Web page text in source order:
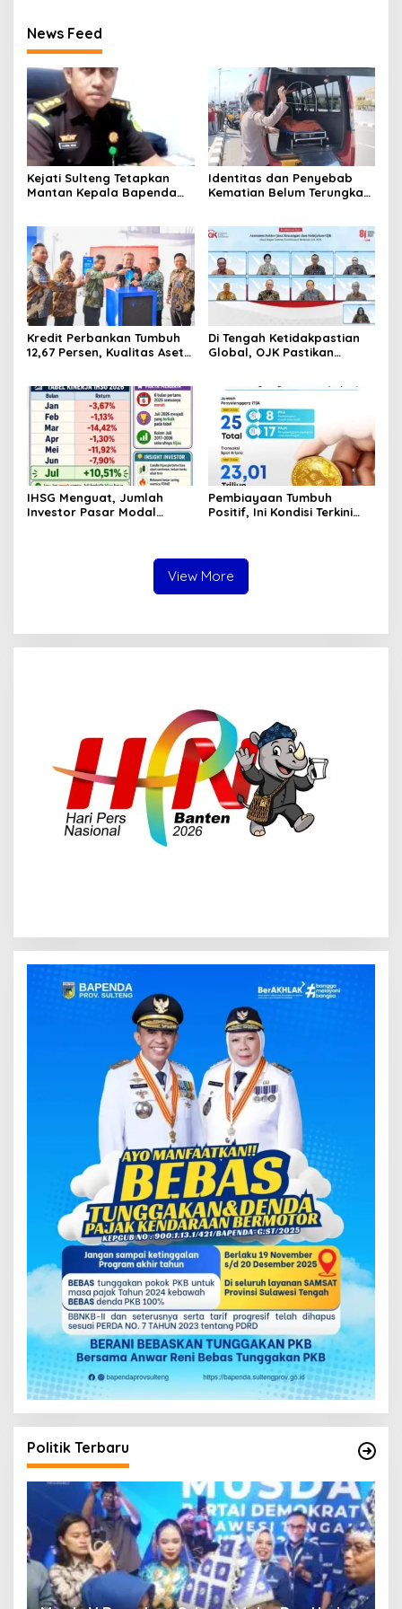
News Feed
Kejati Sulteng Tetapkan
Mantan Kepala Bapenda
Pertambangan
Identitas dan Penyebab
Kematian Belum Terungkap,
Pantai Lere Palu, Kondisi
Tubuh Sudah Terurai
Dicabik Buaya
Kredit Perbankan Tumbuh
12,67 Persen, Kualitas Aset
Di Tengah Ketidakpastian
Global, OJK Pastikan
IHSG Menguat, Jumlah
Investor Pasar Modal
Pembiayaan Tumbuh
Positif, Ini Kondisi Terkini
View More
Politik Terbaru